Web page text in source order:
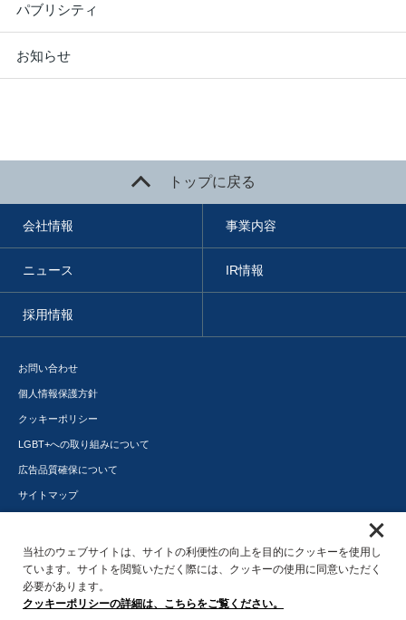
パブリシティ
お知らせ
トップに戻る
会社情報 事業内容
ニュース IR情報
採用情報
お問い合わせ
個人情報保護方針
クッキーポリシー
LGBT+への取り組みについて
広告品質確保について
サイトマップ
サステナビリティ
当社のウェブサイトは、サイトの利便性の向上を目的にクッキーを使用し
ています。サイトを閲覧いただく際には、クッキーの使用に同意いただく
必要があります。
クッキーポリシーの詳細は、こちらをご覧ください。